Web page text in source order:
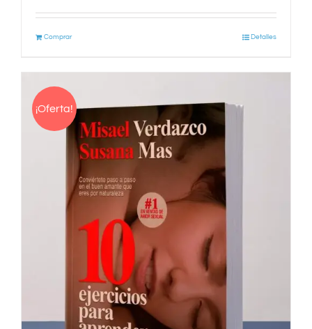
Comprar Detalles
¡Oferta!